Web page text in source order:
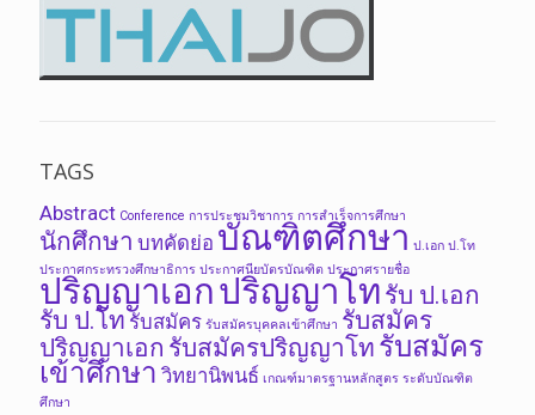
TAGS
Abstract Conference การประชุมวิชาการ การสำเร็จการศึกษา
นักศึกษา บทคัดย่อ บัณฑิตศึกษา ป.เอก ป.โท
ประกาศกระทรวงศึกษาธิการ ประกาศนียบัตรบัณฑิต ประกาศรายชื่อ
ปริญญาเอกปริญญาโท รับ ป.เอก
รับ ป.โท รับสมัคร รับสมัครบุคคลเข้าศึกษา รับสมัคร
ปริญญาเอก รับสมัครปริญญาโท รับสมัคร
เข้าศึกษา วิทยานิพนธ์ เกณฑ์มาตรฐานหลักสูตร ระดับบัณฑิต
ศึกษา